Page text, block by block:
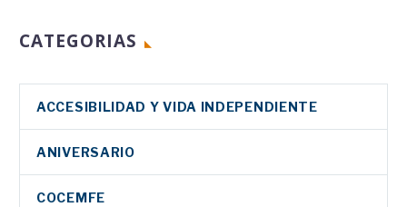
CATEGORIAS
ACCESIBILIDAD Y VIDA INDEPENDIENTE
ANIVERSARIO
COCEMFE